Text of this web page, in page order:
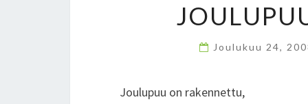
Joulukuu 24,
Joulupuu on rakennettu,